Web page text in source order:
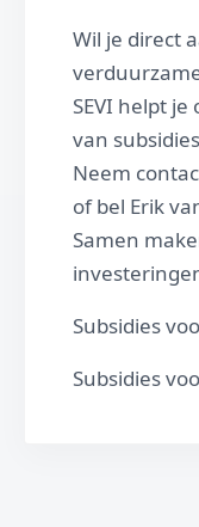
Wil je direct
SEVI helpt
van
Neem
of bel Erik
Samen
Subsidies
Subsidies